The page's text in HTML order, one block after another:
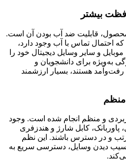
بیشتر
محصول، قابلیت ضد آب بودن آن است.
احتمال تماس با آب وجود دارد،
و سایر وسایل دیجیتال خود را
به‌ویژه برای دانشجویان و
هستند، بسیار ارزشمند
و منظم انجام شده است. وجود
کابل شارژ و هندزفری
و در دسترس باشند. این نظم
دیدن وسایل، دسترسی سریع به